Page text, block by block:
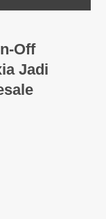
Off
Jadi